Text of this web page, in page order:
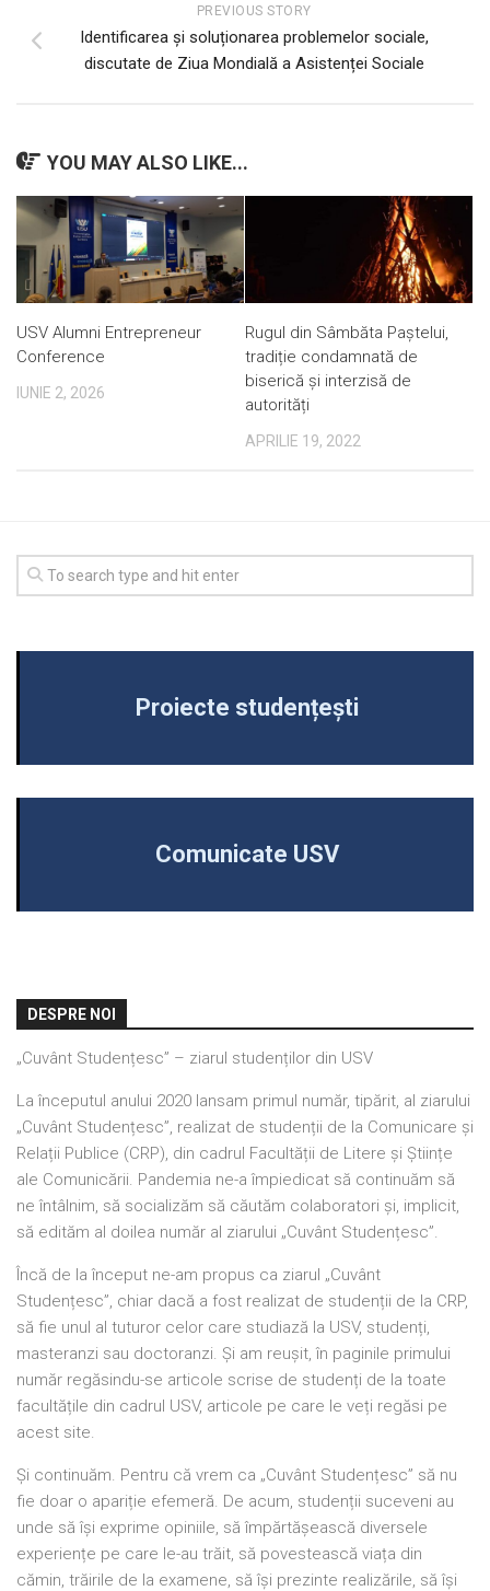
PREVIOUS STORY
Identificarea și soluționarea problemelor sociale,
discutate de Ziua Mondială a Asistenței Sociale
YOU MAY ALSO LIKE...
USV Alumni Entrepreneur
Conference
IUNIE 2, 2026
Rugul din Sâmbăta Paștelui,
tradiție condamnată de
biserică și interzisă de
autorități
APRILIE 19, 2022
Proiecte studențești
Comunicate USV
DESPRE NOI
„Cuvânt Studențesc” – ziarul studenților din USV
La începutul anului 2020 lansam primul număr, tipărit, al ziarului
„Cuvânt Studențesc”, realizat de studenții de la Comunicare și
Relații Publice (CRP), din cadrul Facultății de Litere și Științe
ale Comunicării. Pandemia ne-a împiedicat să continuăm să
ne întâlnim, să socializăm să căutăm colaboratori și, implicit,
să edităm al doilea număr al ziarului „Cuvânt Studențesc”.
Încă de la început ne-am propus ca ziarul „Cuvânt
Studențesc”, chiar dacă a fost realizat de studenții de la CRP,
să fie unul al tuturor celor care studiază la USV, studenți,
masteranzi sau doctoranzi. Și am reușit, în paginile primului
număr regăsindu-se articole scrise de studenți de la toate
facultățile din cadrul USV, articole pe care le veți regăsi pe
acest site.
Și continuăm. Pentru că vrem ca „Cuvânt Studențesc” să nu
fie doar o apariție efemeră. De acum, studenții suceveni au
unde să își exprime opiniile, să împărtășească diversele
experiențe pe care le-au trăit, să povestească viața din
cămin, trăirile de la examene, să își prezinte realizările, să își